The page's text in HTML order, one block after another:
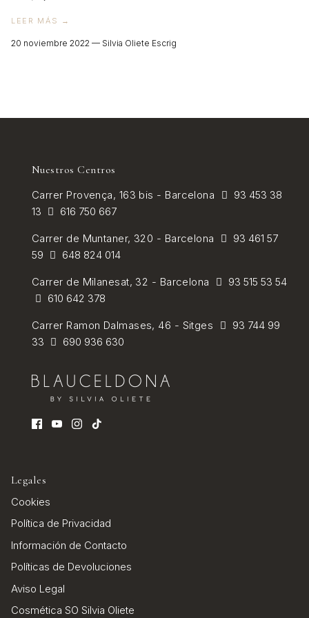
VER TODOS
LEER MÁS →
20 noviembre 2022 — Silvia Oliete Escrig
Nuestros Centros
Carrer Provença, 163 bis - Barcelona
93 453 38
13
616 750 667
Carrer de Muntaner, 320 - Barcelona
93 461 57
59
648 824 014
Carrer de Milanesat, 32 - Barcelona
93 515 53 54
610 642 378
Carrer Ramon Dalmases, 46 - Sitges
93 744 99
33
690 936 630
Legales
Cookies
Política de Privacidad
Información de Contacto
Políticas de Devoluciones
Aviso Legal
Cosmética SO Silvia Oliete